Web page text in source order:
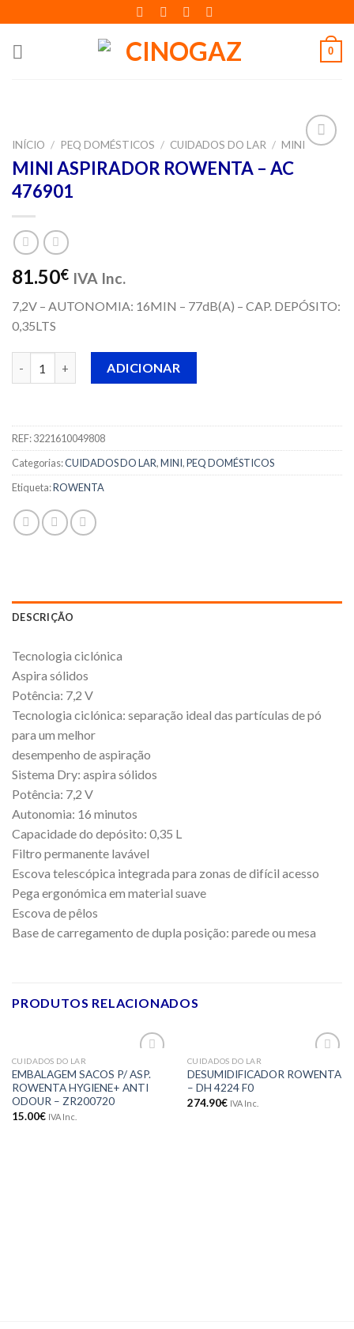
to
content
0
Adicionar
aos meus
INÍCIO / PEQ DOMÉSTICOS / CUIDADOS DO LAR / MINI
MINI ASPIRADOR ROWENTA – AC
476901
81.50€ IVA Inc.
7,2V – AUTONOMIA: 16MIN – 77dB(A) – CAP. DEPÓSITO:
0,35LTS
ADICIONAR
REF:3221610049808
Categorias:CUIDADOS DO LAR,MINI,PEQ DOMÉSTICOS
Etiqueta:ROWENTA
DESCRIÇÃO
Tecnologia ciclónica
Aspira sólidos
Potência: 7,2 V
Tecnologia ciclónica: separação ideal das partículas de pó
para um melhor
desempenho de aspiração
Sistema Dry: aspira sólidos
Potência: 7,2 V
Autonomia: 16 minutos
Capacidade do depósito: 0,35 L
Filtro permanente lavável
Escova telescópica integrada para zonas de difícil acesso
Pega ergonómica em material suave
Escova de pêlos
Base de carregamento de dupla posição: parede ou mesa
PRODUTOS RELACIONADOS
aos meus
desejos
CUIDADOS DO LAR
EMBALAGEM SACOS P/ ASP.
ROWENTA HYGIENE+ ANTI
ODOUR – ZR200720
15.00€ IVA Inc.
aos meus
CUIDADOS DO LAR
DESUMIDIFICADOR ROWENTA
– DH 4224 F0
274.90€ IVA Inc.